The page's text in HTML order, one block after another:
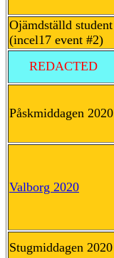
Ojämdställd student
(incel17 event #2)
REDACTED
Påskmiddagen 2020
Valborg 2020
Stugmiddagen 2020